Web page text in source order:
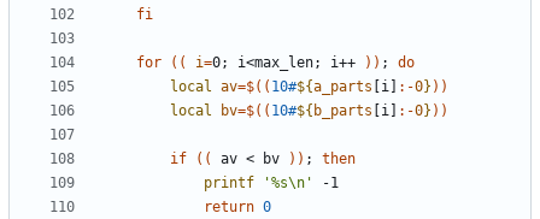
fi
for (( i=0; i<max_len; i++ )) ;
do
local
av=$(( 10#${a_parts [i] :-0} ))
local
bv=$(( 10#${ b_parts [i] :-0} ))
if (( av < bv )) ;
then
printf
'%s\n'
return 0